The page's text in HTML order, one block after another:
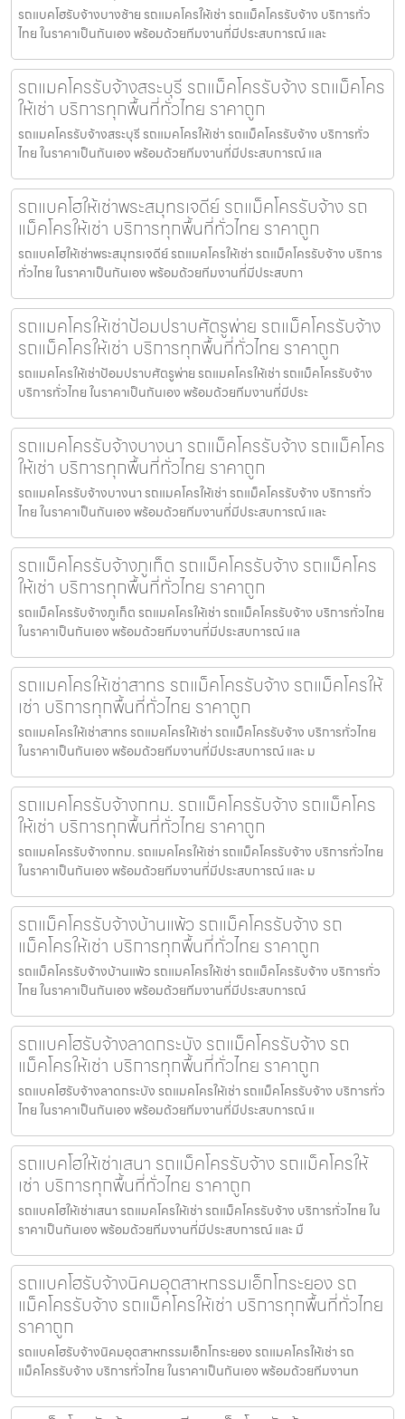
รถแบคโฮรับจ้างบางซ้าย รถแมคโครให้เช่า รถแม็คโครรับจ้าง บริการทั่ว
ไทย ในราคาเป็นกันเอง พร้อมด้วยทีมงานที่มีประสบการณ์ และ
รถแมคโครรับจ้างสระบุรี รถแม็คโครรับจ้าง รถแม็คโคร
ให้เช่า บริการทุกพื้นที่ทั่วไทย ราคาถูก
รถแมคโครรับจ้างสระบุรี รถแมคโครให้เช่า รถแม็คโครรับจ้าง บริการทั่ว
ไทย ในราคาเป็นกันเอง พร้อมด้วยทีมงานที่มีประสบการณ์ แล
รถแบคโฮให้เช่าพระสมุทรเจดีย์ รถแม็คโครรับจ้าง รถ
แม็คโครให้เช่า บริการทุกพื้นที่ทั่วไทย ราคาถูก
รถแบคโฮให้เช่าพระสมุทรเจดีย์ รถแมคโครให้เช่า รถแม็คโครรับจ้าง บริการ
ทั่วไทย ในราคาเป็นกันเอง พร้อมด้วยทีมงานที่มีประสบกา
รถแมคโครให้เช่าป้อมปราบศัตรูพ่าย รถแม็คโครรับจ้าง
รถแม็คโครให้เช่า บริการทุกพื้นที่ทั่วไทย ราคาถูก
รถแมคโครให้เช่าป้อมปราบศัตรูพ่าย รถแมคโครให้เช่า รถแม็คโครรับจ้าง
บริการทั่วไทย ในราคาเป็นกันเอง พร้อมด้วยทีมงานที่มีประ
รถแมคโครรับจ้างบางนา รถแม็คโครรับจ้าง รถแม็คโคร
ให้เช่า บริการทุกพื้นที่ทั่วไทย ราคาถูก
รถแมคโครรับจ้างบางนา รถแมคโครให้เช่า รถแม็คโครรับจ้าง บริการทั่ว
ไทย ในราคาเป็นกันเอง พร้อมด้วยทีมงานที่มีประสบการณ์ และ
รถแม็คโครรับจ้างภูเก็ต รถแม็คโครรับจ้าง รถแม็คโคร
ให้เช่า บริการทุกพื้นที่ทั่วไทย ราคาถูก
รถแม็คโครรับจ้างภูเก็ต รถแมคโครให้เช่า รถแม็คโครรับจ้าง บริการทั่วไทย
ในราคาเป็นกันเอง พร้อมด้วยทีมงานที่มีประสบการณ์ แล
รถแมคโครให้เช่าสาทร รถแม็คโครรับจ้าง รถแม็คโครให้
เช่า บริการทุกพื้นที่ทั่วไทย ราคาถูก
รถแมคโครให้เช่าสาทร รถแมคโครให้เช่า รถแม็คโครรับจ้าง บริการทั่วไทย
ในราคาเป็นกันเอง พร้อมด้วยทีมงานที่มีประสบการณ์ และ ม
รถแมคโครรับจ้างกทม. รถแม็คโครรับจ้าง รถแม็คโคร
ให้เช่า บริการทุกพื้นที่ทั่วไทย ราคาถูก
รถแมคโครรับจ้างกทม. รถแมคโครให้เช่า รถแม็คโครรับจ้าง บริการทั่วไทย
ในราคาเป็นกันเอง พร้อมด้วยทีมงานที่มีประสบการณ์ และ ม
รถแม็คโครรับจ้างบ้านแพ้ว รถแม็คโครรับจ้าง รถ
แม็คโครให้เช่า บริการทุกพื้นที่ทั่วไทย ราคาถูก
รถแม็คโครรับจ้างบ้านแพ้ว รถแมคโครให้เช่า รถแม็คโครรับจ้าง บริการทั่ว
ไทย ในราคาเป็นกันเอง พร้อมด้วยทีมงานที่มีประสบการณ์
รถแบคโฮรับจ้างลาดกระบัง รถแม็คโครรับจ้าง รถ
แม็คโครให้เช่า บริการทุกพื้นที่ทั่วไทย ราคาถูก
รถแบคโฮรับจ้างลาดกระบัง รถแมคโครให้เช่า รถแม็คโครรับจ้าง บริการทั่ว
ไทย ในราคาเป็นกันเอง พร้อมด้วยทีมงานที่มีประสบการณ์ แ
รถแบคโฮให้เช่าเสนา รถแม็คโครรับจ้าง รถแม็คโครให้
เช่า บริการทุกพื้นที่ทั่วไทย ราคาถูก
รถแบคโฮให้เช่าเสนา รถแมคโครให้เช่า รถแม็คโครรับจ้าง บริการทั่วไทย ใน
ราคาเป็นกันเอง พร้อมด้วยทีมงานที่มีประสบการณ์ และ มื
รถแบคโฮรับจ้างนิคมอุตสาหกรรมเอ็กโกระยอง รถ
แม็คโครรับจ้าง รถแม็คโครให้เช่า บริการทุกพื้นที่ทั่วไทย
ราคาถูก
รถแบคโฮรับจ้างนิคมอุตสาหกรรมเอ็กโกระยอง รถแมคโครให้เช่า รถ
แม็คโครรับจ้าง บริการทั่วไทย ในราคาเป็นกันเอง พร้อมด้วยทีมงานท